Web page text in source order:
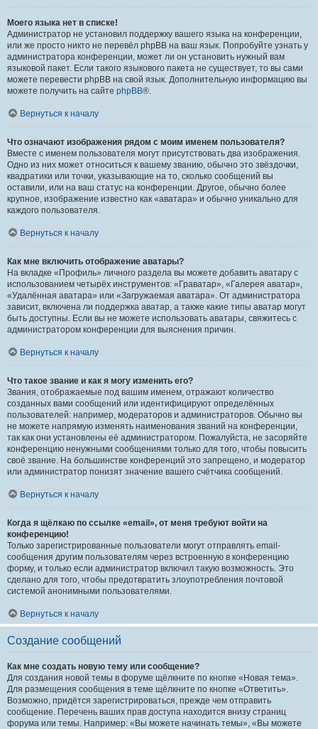
Моего языка нет в списке!
Администратор не установил поддержку вашего языка на конференции,
или же просто никто не перевёл phpBB на ваш язык. Попробуйте узнать у
администратора конференции, может ли он установить нужный вам
языковой пакет. Если такого языкового пакета не существует, то вы сами
можете перевести phpBB на свой язык. Дополнительную информацию вы
можете получить на сайте phpBB®.
Вернуться к началу
Что означают изображения рядом с моим именем пользователя?
Вместе с именем пользователя могут присутствовать два изображения.
Одно из них может относиться к вашему званию, обычно это звёздочки,
квадратики или точки, указывающие на то, сколько сообщений вы
оставили, или на ваш статус на конференции. Другое, обычно более
крупное, изображение известно как «аватара» и обычно уникально для
каждого пользователя.
Вернуться к началу
Как мне включить отображение аватары?
На вкладке «Профиль» личного раздела вы можете добавить аватару с
использованием четырёх инструментов: «Граватар», «Галерея аватар»,
«Удалённая аватара» или «Загружаемая аватара». От администратора
зависит, включена ли поддержка аватар, а также какие типы аватар могут
быть доступны. Если вы не можете использовать аватары, свяжитесь с
администратором конференции для выяснения причин.
Вернуться к началу
Что такое звание и как я могу изменить его?
Звания, отображаемые под вашим именем, отражают количество
созданных вами сообщений или идентифицируют определённых
пользователей: например, модераторов и администраторов. Обычно вы
не можете напрямую изменять наименования званий на конференции,
так как они установлены её администратором. Пожалуйста, не засоряйте
конференцию ненужными сообщениями только для того, чтобы повысить
своё звание. На большинстве конференций это запрещено, и модератор
или администратор понизят значение вашего счётчика сообщений.
Вернуться к началу
Когда я щёлкаю по ссылке «email», от меня требуют войти на
конференцию!
Только зарегистрированные пользователи могут отправлять email-
сообщения другим пользователям через встроенную в конференцию
форму, и только если администратор включил такую возможность. Это
сделано для того, чтобы предотвратить злоупотребления почтовой
системой анонимными пользователями.
Вернуться к началу
Создание сообщений
Как мне создать новую тему или сообщение?
Для создания новой темы в форуме щёлкните по кнопке «Новая тема».
Для размещения сообщения в теме щёлкните по кнопке «Ответить».
Возможно, придётся зарегистрироваться, прежде чем отправить
сообщение. Перечень ваших прав доступа находится внизу страниц
форума или темы. Например: «Вы можете начинать темы», «Вы можете